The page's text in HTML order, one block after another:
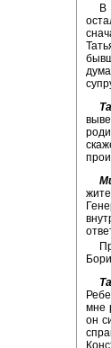
В
мне
он